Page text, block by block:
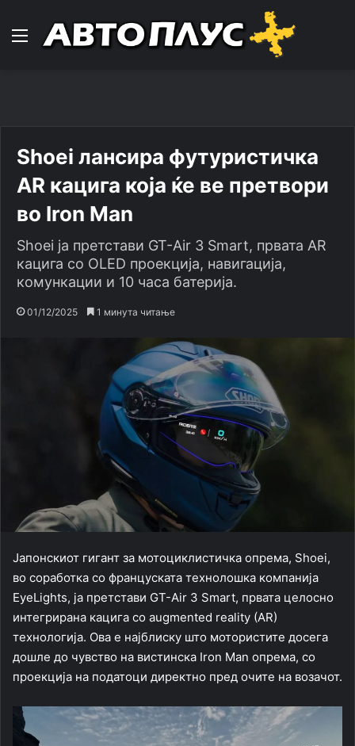
Навигација
Shoei лансира футуристичка
AR кацига која ќе ве претвори
во Iron Man
Shoei ја претстави GT-Air 3 Smart, првата AR
кацига со OLED проекција, навигација,
комункации и 10 часа батерија.
01/12/2025 1 минута читање
Јапонскиот гигант за мотоциклистичка опрема, Shoei,
во соработка со француската технолошка компанија
EyeLights, ја претстави GT-Air 3 Smart, првата целосно
интегрирана кацига со augmented reality (AR)
технологија. Ова е најблиску што мотористите досега
дошле до чувство на вистинска Iron Man опрема, со
проекција на податоци директно пред очите на возачот.